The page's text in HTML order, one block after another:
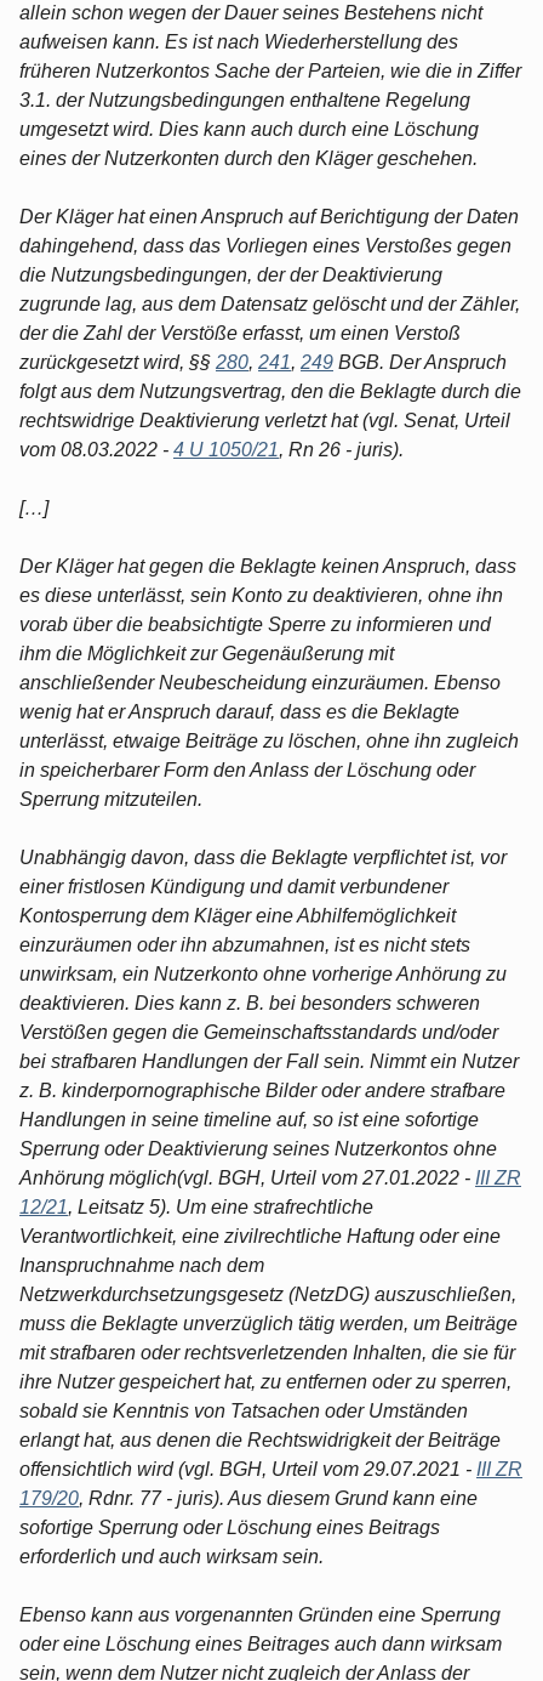
allein schon wegen der Dauer seines Bestehens nicht
aufweisen kann. Es ist nach Wiederherstellung des
früheren Nutzerkontos Sache der Parteien, wie die in Ziffer
3.1. der Nutzungsbedingungen enthaltene Regelung
umgesetzt wird. Dies kann auch durch eine Löschung
eines der Nutzerkonten durch den Kläger geschehen.
Der Kläger hat einen Anspruch auf Berichtigung der Daten
dahingehend, dass das Vorliegen eines Verstoßes gegen
die Nutzungsbedingungen, der der Deaktivierung
zugrunde lag, aus dem Datensatz gelöscht und der Zähler,
der die Zahl der Verstöße erfasst, um einen Verstoß
zurückgesetzt wird, §§ 280, 241, 249 BGB. Der Anspruch
folgt aus dem Nutzungsvertrag, den die Beklagte durch die
rechtswidrige Deaktivierung verletzt hat (vgl. Senat, Urteil
vom 08.03.2022 - 4 U 1050/21, Rn 26 - juris).
[…]
Der Kläger hat gegen die Beklagte keinen Anspruch, dass
es diese unterlässt, sein Konto zu deaktivieren, ohne ihn
vorab über die beabsichtigte Sperre zu informieren und
ihm die Möglichkeit zur Gegenäußerung mit
anschließender Neubescheidung einzuräumen. Ebenso
wenig hat er Anspruch darauf, dass es die Beklagte
unterlässt, etwaige Beiträge zu löschen, ohne ihn zugleich
in speicherbarer Form den Anlass der Löschung oder
Sperrung mitzuteilen.
Unabhängig davon, dass die Beklagte verpflichtet ist, vor
einer fristlosen Kündigung und damit verbundener
Kontosperrung dem Kläger eine Abhilfemöglichkeit
einzuräumen oder ihn abzumahnen, ist es nicht stets
unwirksam, ein Nutzerkonto ohne vorherige Anhörung zu
deaktivieren. Dies kann z. B. bei besonders schweren
Verstößen gegen die Gemeinschaftsstandards und/oder
bei strafbaren Handlungen der Fall sein. Nimmt ein Nutzer
z. B. kinderpornographische Bilder oder andere strafbare
Handlungen in seine timeline auf, so ist eine sofortige
Sperrung oder Deaktivierung seines Nutzerkontos ohne
Anhörung möglich(vgl. BGH, Urteil vom 27.01.2022 - III ZR
12/21, Leitsatz 5). Um eine strafrechtliche
Verantwortlichkeit, eine zivilrechtliche Haftung oder eine
Inanspruchnahme nach dem
Netzwerkdurchsetzungsgesetz (NetzDG) auszuschließen,
muss die Beklagte unverzüglich tätig werden, um Beiträge
mit strafbaren oder rechtsverletzenden Inhalten, die sie für
ihre Nutzer gespeichert hat, zu entfernen oder zu sperren,
sobald sie Kenntnis von Tatsachen oder Umständen
erlangt hat, aus denen die Rechtswidrigkeit der Beiträge
offensichtlich wird (vgl. BGH, Urteil vom 29.07.2021 - III ZR
179/20, Rdnr. 77 - juris). Aus diesem Grund kann eine
sofortige Sperrung oder Löschung eines Beitrags
erforderlich und auch wirksam sein.
Ebenso kann aus vorgenannten Gründen eine Sperrung
oder eine Löschung eines Beitrages auch dann wirksam
sein, wenn dem Nutzer nicht zugleich der Anlass der